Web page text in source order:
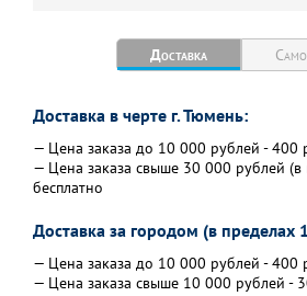
Доставка
Доставка в черте г. Тюмень:
— Цена заказа до 10 000 рублей - 400
— Цена заказа свыше 30 000 рублей (в
бесплатно
Доставка за городом (в пределах
— Цена заказа до 10 000 рублей - 400
— Цена заказа свыше 10 000 рублей -